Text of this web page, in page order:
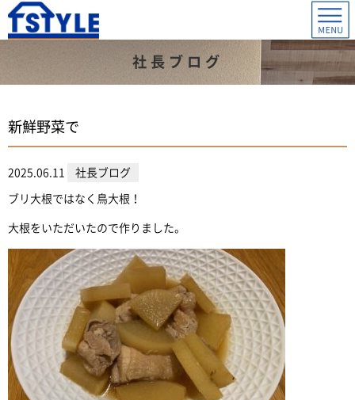
社長ブログ
新鮮野菜で
2025.06.11 社長ブログ
ブリ大根ではなく鳥大根！
大根をいただいたので作りました。